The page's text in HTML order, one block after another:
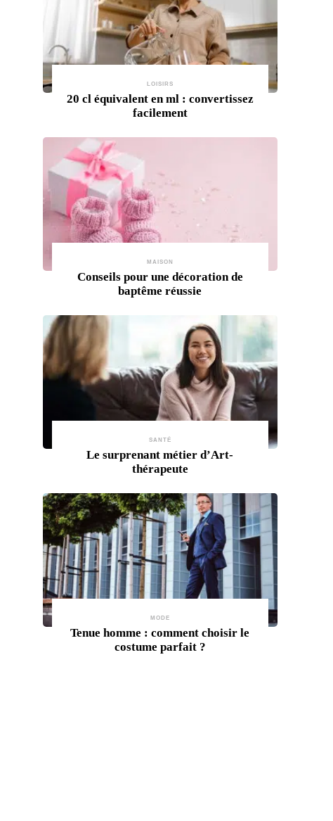
LOISIRS
20 cl équivalent en ml : convertissez
facilement
MAISON
Conseils pour une décoration de
baptême réussie
SANTÉ
Le surprenant métier d’Art-
thérapeute
MODE
Tenue homme : comment choisir le
costume parfait ?